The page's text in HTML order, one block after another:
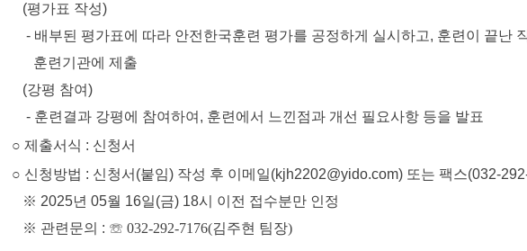
(평가표 작성)
- 배부된 평가표에 따라 안전한국훈련 평가를 공정하게 실시하고, 훈련이 끝난
훈련기관에 제출
(강평 참여)
- 훈련결과 강평에 참여하여, 훈련에서 느낀점과 개선 필요사항 등을 발표
○ 제출서식 : 신청서
○ 신청방법 : 신청서(붙임) 작성 후 이메일(kjh2202@yido.com) 또는 팩스(032-
※ 2025년 05월 16일(금) 18시 이전 접수분만 인정
※ 관련문의 : ☏ 032-292-7176(김주현 팀장)